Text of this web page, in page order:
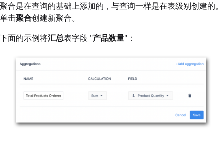
聚合是在查询的基础上添加的，与查询一样是在表级别创建的。
单击聚合创建新聚合。
下面的示例将汇总表字段 "产品数量"：